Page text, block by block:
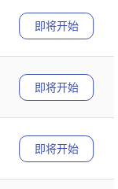
即将开始
即将开始
即将开始